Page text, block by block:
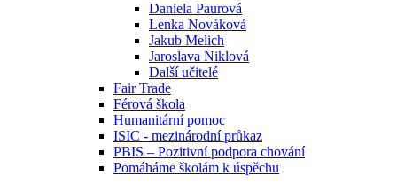
Daniela Paurová
Lenka Nováková
Jakub Melich
Jaroslava Niklová
Další učitelé
Fair Trade
Férová škola
Humanitární pomoc
ISIC - mezinárodní průkaz
PBIS – Pozitivní podpora chování
Pomáháme školám k úspěchu